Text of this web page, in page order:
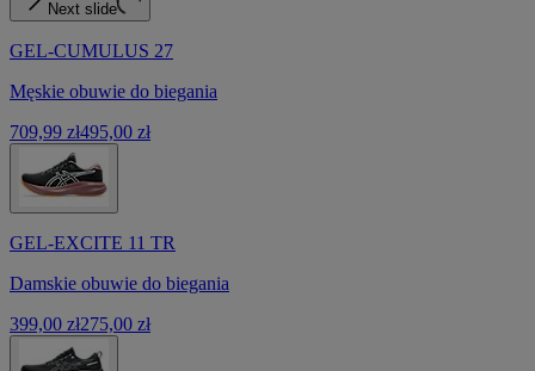
Next slide
GEL-CUMULUS 27
Męskie obuwie do biegania
709,99 zł495,00 zł
GEL-EXCITE 11 TR
Damskie obuwie do biegania
399,00 zł275,00 zł